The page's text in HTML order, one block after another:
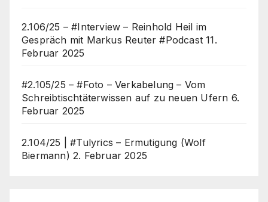
2.106/25 – #Interview – Reinhold Heil im
Gespräch mit Markus Reuter #Podcast 11.
Februar 2025
#2.105/25 – #Foto – Verkabelung – Vom
Schreibtischtäterwissen auf zu neuen Ufern 6.
Februar 2025
2.104/25 | #Tulyrics – Ermutigung (Wolf
Biermann) 2. Februar 2025